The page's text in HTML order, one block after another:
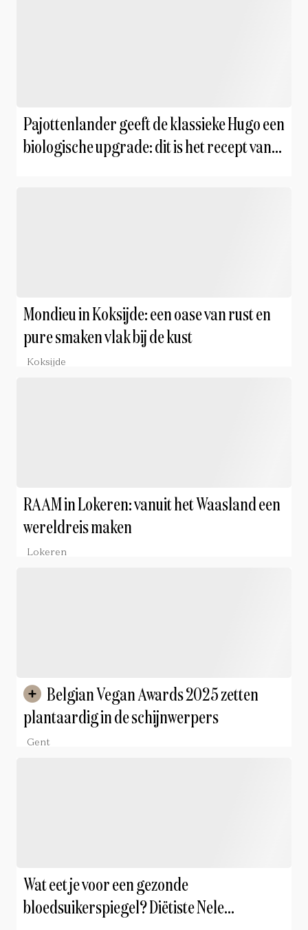
Pajottenlander geeft de klassieke Hugo een
biologische upgrade: dit is het recept van
Mondieu in Koksijde: een oase van rust en
pure smaken vlak bij de kust
Koksijde
RAAM in Lokeren: vanuit het Waasland een
wereldreis maken
Lokeren
plantaardig in de schijnwerpers
Gent
Wat eet je voor een gezonde
bloedsuikerspiegel? Diëtiste Nele